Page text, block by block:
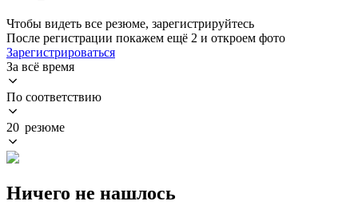
Чтобы видеть все резюме, зарегистрируйтесь
После регистрации покажем ещё 2 и откроем фото
Зарегистрироваться
За всё время
По соответствию
20 резюме
Ничего не нашлось